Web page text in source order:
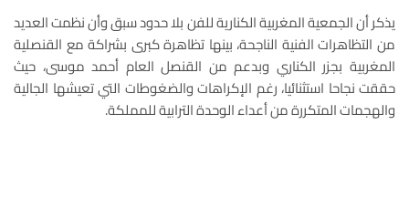
يذكر أن الجمعية المغربية الكنارية للفن بلا حدود سبق وأن نظمت العديد
من التظاهرات الفنية الناجحة، بينها تظاهرة كبرى بشراكة مع القنصلية
المغربية بجزر الكناري وبدعم من القنصل العام أحمد موسى، حيث
حققت نجاحا استثنائيا، رغم الإكراهات والضغوطات التي تعيشها الجالية
والهجمات المتكررة من أعداء الوحدة الترابية للمملكة.